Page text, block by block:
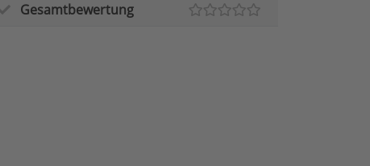
Gesamtbewertung